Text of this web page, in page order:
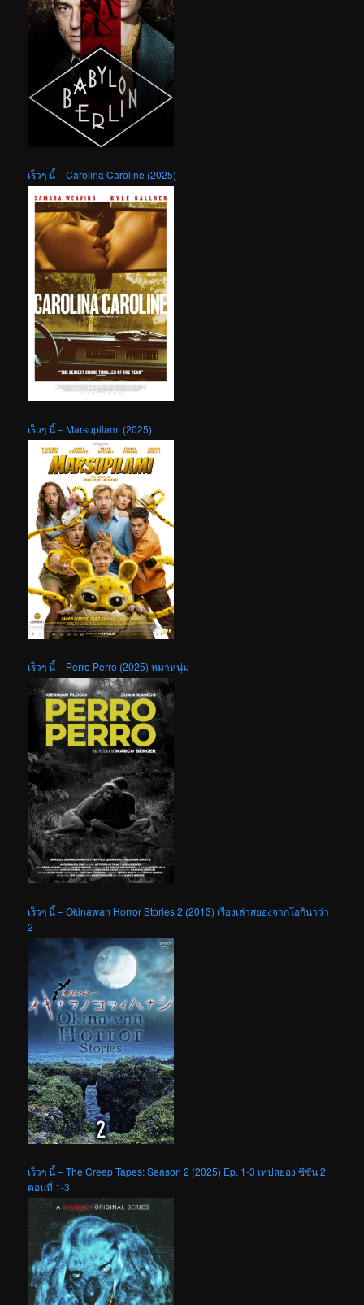
เร็วๆ นี้ – Carolina Caroline (2025)
เร็วๆ นี้ – Marsupilami (2025)
เร็วๆ นี้ – Perro Perro (2025) หมาหนุ่ม
เร็วๆ นี้ – Okinawan Horror Stories 2 (2013) เรื่องเล่าสยองจากโอกินาว่า
2
เร็วๆ นี้ – The Creep Tapes: Season 2 (2025) Ep. 1-3 เทปสยอง ซีซัน 2
ตอนที่ 1-3